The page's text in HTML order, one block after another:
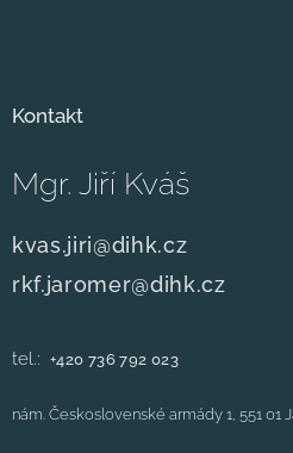
Kontakt
Mgr. Jiří Kváš
kvas.jiri@dihk.cz
rkf.jaromer@dihk.cz
tel.: +420 736 792 023
nám. Československé armády 1, 551 01